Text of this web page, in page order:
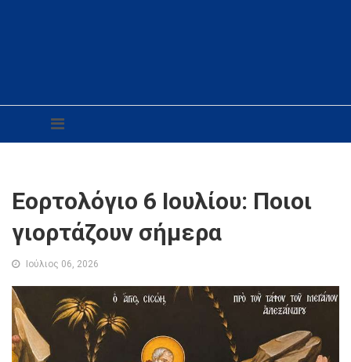
Εορτολόγιο 6 Ιουλίου: Ποιοι
γιορτάζουν σήμερα
Ιούλιος 06, 2026